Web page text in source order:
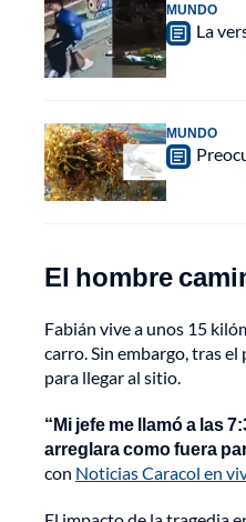
MUNDO
La
MUNDO
El hombre
Fabián vive a unos 15
carro. Sin embargo, tras
para llegar al sitio.
“Mi jefe me llamó a las
arreglara como fuera
con Noticias Caracol en